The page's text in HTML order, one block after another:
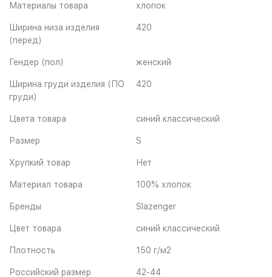
Материалы товара хлопок
Ширина низа изделия
(перед)
420
Гендер (пол) женский
Ширина груди изделия (ПО
груди)
420
Цвета товара синий классический
Размер S
Хрупкий товар Нет
Материал товара 100% хлопок
Бренды Slazenger
Цвет товара синий классический
Плотность 150 г/м2
Российский размер 42-44